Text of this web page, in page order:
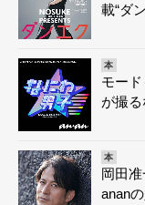
載“ダ
本
モー
が撮る
本
岡田
anan